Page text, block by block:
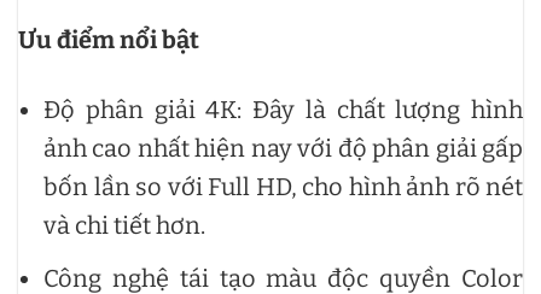
Ưu điểm nổi bật
Độ phân giải 4K: Đây là chất lượng hình
ảnh cao nhất hiện nay với độ phân giải gấp
bốn lần so với Full HD, cho hình ảnh rõ nét
và chi tiết hơn.
Công nghệ tái tạo màu độc quyền Color